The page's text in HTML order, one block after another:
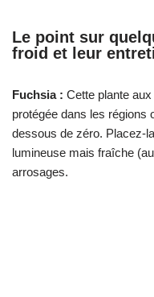
Le point sur
froid et leur
Fuchsia : Cette plante
protégée dans les régions
dessous de zéro. Placez-
lumineuse mais fraîche
arrosages.